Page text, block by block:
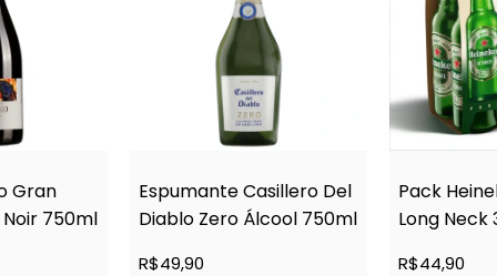
Gran
750ml
Espumante Casillero Del
Diablo Zero Álcool 750ml
R$49,90
Pack
Long Neck
R$44,90